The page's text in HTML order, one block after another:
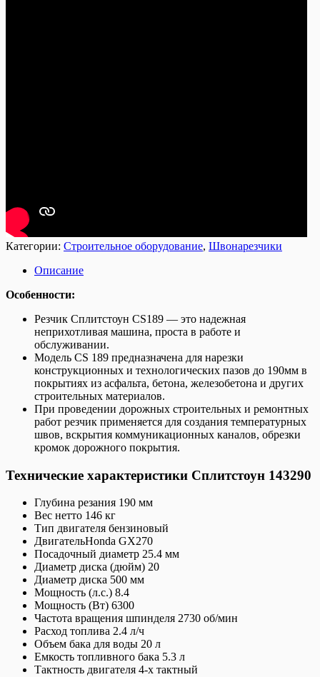
Категории: Строительное оборудование, Швонарезчики
Описание
Особенности:
Резчик Сплитстоун CS189 — это надежная
неприхотливая машина, проста в работе и
обслуживании.
Модель CS 189 предназначена для нарезки
конструкционных и технологических пазов до 190мм в
покрытиях из асфальта, бетона, железобетона и других
строительных материалов.
При проведении дорожных строительных и ремонтных
работ резчик применяется для создания температурных
швов, вскрытия коммуникационных каналов, обрезки
кромок дорожного покрытия.
Технические характеристики Сплитстоун 143290
Глубина резания 190 мм
Вес нетто 146 кг
Тип двигателя бензиновый
ДвигательHonda GX270
Посадочный диаметр 25.4 мм
Диаметр диска (дюйм) 20
Диаметр диска 500 мм
Мощность (л.с.) 8.4
Мощность (Вт) 6300
Частота вращения шпинделя 2730 об/мин
Расход топлива 2.4 л/ч
Объем бака для воды 20 л
Емкость топливного бака 5.3 л
Тактность двигателя 4-х тактный